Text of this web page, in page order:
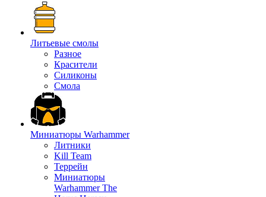
Литьевые смолы
Разное
Красители
Силиконы
Смола
Миниатюры Warhammer
Литники
Kill Team
Террейн
Миниатюры
Warhammer The